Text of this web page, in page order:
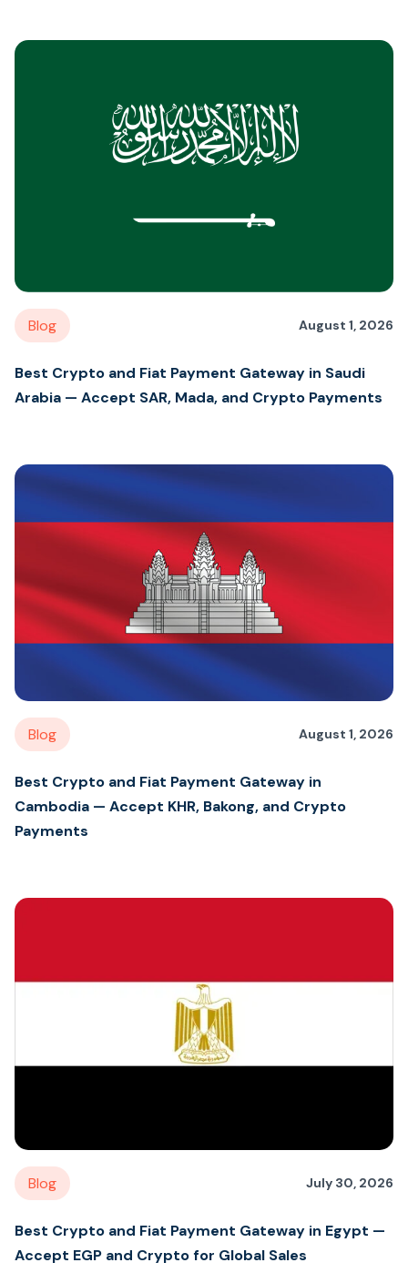
Blog August 1, 2026
Best Crypto and Fiat Payment Gateway in Saudi
Arabia — Accept SAR, Mada, and Crypto Payments
Blog August 1, 2026
Best Crypto and Fiat Payment Gateway in
Cambodia — Accept KHR, Bakong, and Crypto
Payments
Blog July 30, 2026
Best Crypto and Fiat Payment Gateway in Egypt —
Accept EGP and Crypto for Global Sales